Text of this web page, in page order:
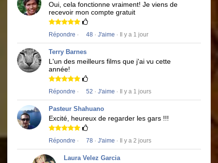
Oui, cela fonctionne vraiment! Je viens de
recevoir mon compte gratuit
Répondre · 48 · J'aime · Il y a 1 jour
Terry Barnes
L'un des meilleurs films que j'ai vu cette
année!
Répondre · 52 · J'aime · Il y a 1 jours
Pasteur Shahuano
Excité, heureux de regarder les gars !!!
Répondre · 78 · J'aime · Il y a 2 jours
Laura Velez Garcia